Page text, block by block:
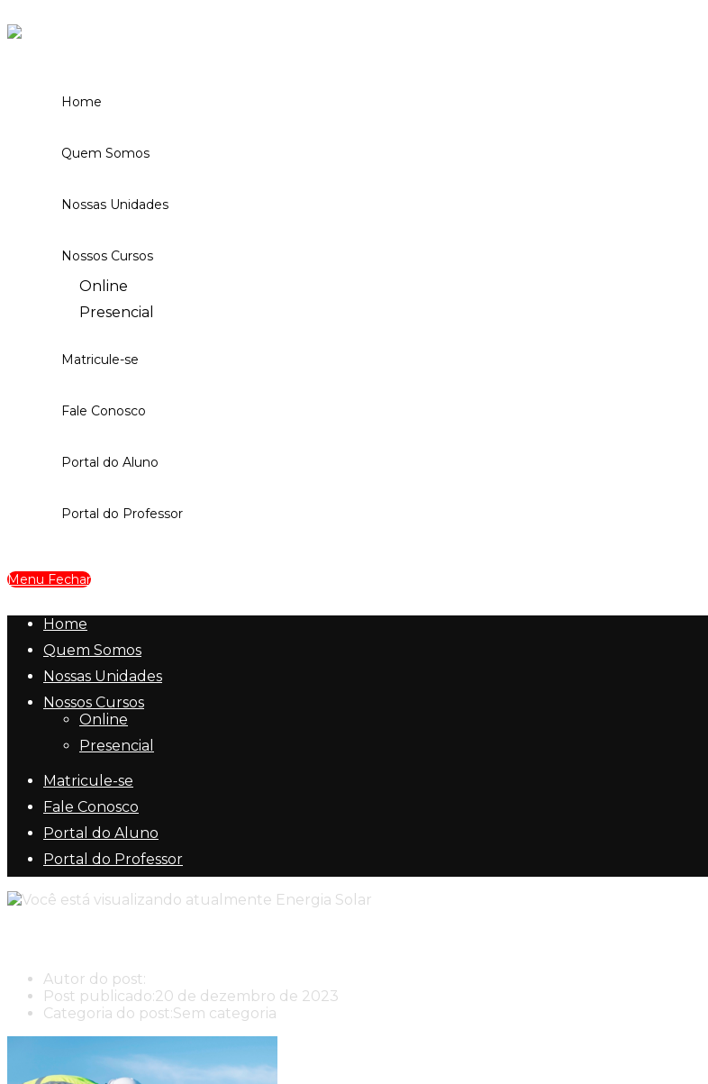
Home
Quem Somos
Nossas Unidades
Nossos Cursos
Online
Presencial
Matricule-se
Fale Conosco
Portal do Aluno
Portal do Professor
Menu Fechar
Home
Quem Somos
Nossas Unidades
Nossos Cursos
Online
Presencial
Matricule-se
Fale Conosco
Portal do Aluno
Portal do Professor
Autor do post:
Post publicado:20 de dezembro de 2023
Categoria do post:Sem categoria